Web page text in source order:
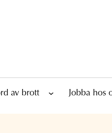
av brott Jobba hos